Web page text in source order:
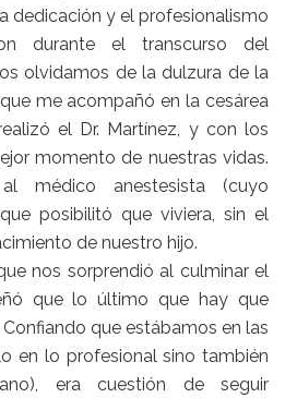
dedicación y el profesionalismo
durante el transcurso del
olvidamos de la dulzura de la
me acompañó en la cesárea
el Dr. Martínez, y con los
momento de nuestras vidas.
médico anestesista (cuyo
posibilitó que viviera, sin el
de nuestro hijo.
nos sorprendió al culminar el
que lo último que hay que
que estábamos en las
en lo profesional sino también
era cuestión de seguir